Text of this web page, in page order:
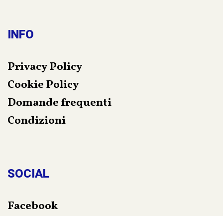
INFO
Privacy Policy
Cookie Policy
Domande frequenti
Condizioni
SOCIAL
Facebook